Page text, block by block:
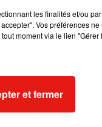
stop, il réalise la
et de souffrance.
morceau. Et en
périple complet sur
les finalités et/ou
Vos préférences
moment via le lien
et fermer